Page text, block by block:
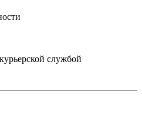
службой